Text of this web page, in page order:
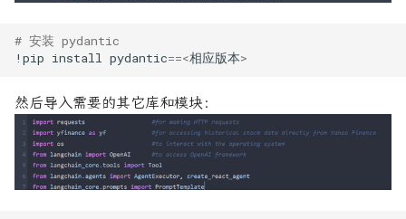
# 安装 pydantic
! pip install pydantic==<相应版本>
然后导入需要的其它库和模块：